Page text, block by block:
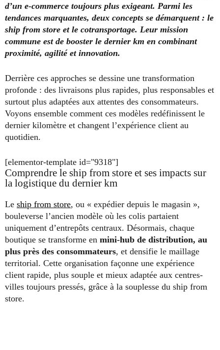
d’un e-commerce toujours plus exigeant. Parmi les
tendances marquantes, deux concepts se démarquent : le
ship from store et le cotransportage. Leur mission
commune est de booster le dernier km en combinant
proximité, agilité et innovation.
Derrière ces approches se dessine une transformation
profonde : des livraisons plus rapides, plus responsables et
surtout plus adaptées aux attentes des consommateurs.
Voyons ensemble comment ces modèles redéfinissent le
dernier kilomètre et changent l’expérience client au
quotidien.
[elementor-template id="9318"]
Comprendre le ship from store et ses impacts sur
la logistique du dernier km
Le ship from store, ou « expédier depuis le magasin »,
bouleverse l’ancien modèle où les colis partaient
uniquement d’entrepôts centraux. Désormais, chaque
boutique se transforme en mini-hub de distribution, au
plus près des consommateurs, et densifie le maillage
territorial. Cette organisation façonne une expérience
client rapide, plus souple et mieux adaptée aux centres-
villes toujours pressés, grâce à la souplesse du ship from
store.